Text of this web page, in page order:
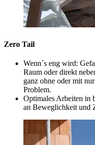
Zero Tail
Wenn´s eng wird:
Raum oder direkt
ganz ohne oder mit
Problem.
Optimales Arbeiten in
an Beweglichkeit und